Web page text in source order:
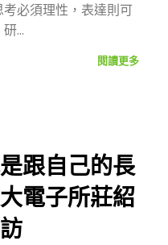
必須理性，表達則可
...
閱讀更多
跟自己的長
電子所莊紹